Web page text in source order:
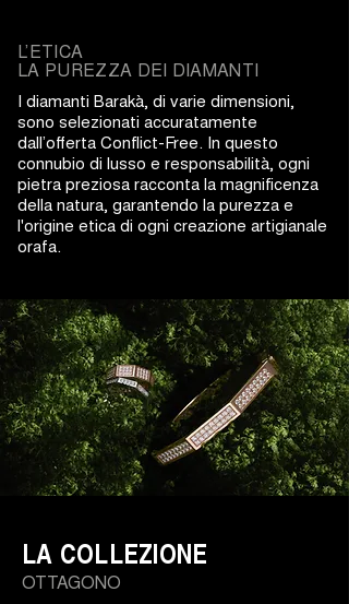
L’ETICA
LA PUREZZA DEI DIAMANTI
I diamanti Barakà, di varie dimensioni,
sono selezionati accuratamente
dall’offerta Conflict-Free. In questo
connubio di lusso e responsabilità, ogni
pietra preziosa racconta la magnificenza
della natura, garantendo la purezza e
l'origine etica di ogni creazione artigianale
orafa.
LA COLLEZIONE
OTTAGONO